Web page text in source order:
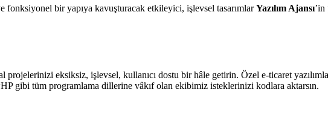
fonksiyonel bir yapıya kavuşturacak etkileyici, işlevsel tasarımlarYazılım Ajansı’in
projelerinizi eksiksiz, işlevsel, kullanıcı dostu bir hâle getirin. Özel e-ticaret
gibi tüm programlama dillerine vâkıf olan ekibimiz isteklerinizi kodlara aktarsın.